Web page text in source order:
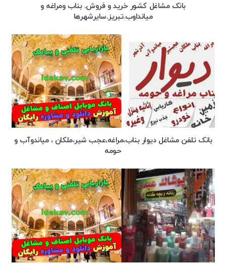
بانک مشاغل کشور خرید و فروش. بناب ومراغه و
میانداوب.تبریز.سایرشهرها
بانک تلفن مشاغل دیوار بناب،مراغه،عجب شیر،ملکان ، میاندوآب و
حومه